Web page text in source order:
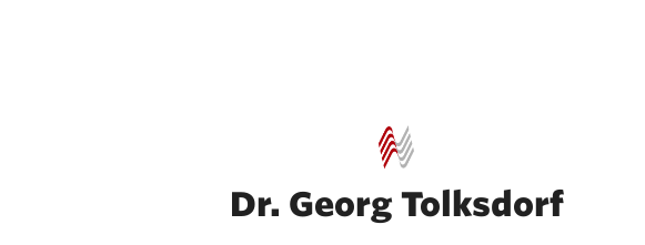
Dr. Georg Tolksdorf